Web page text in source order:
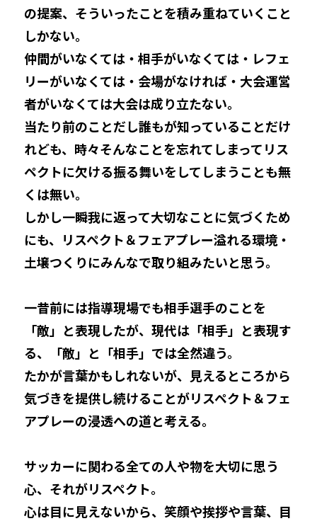
の提案、そういったことを積み重ねていくこと
しかない。
仲間がいなくては・相手がいなくては・レフェ
リーがいなくては・会場がなければ・大会運営
者がいなくては大会は成り立たない。
当たり前のことだし誰もが知っていることだけ
れども、時々そんなことを忘れてしまってリス
ペクトに欠ける振る舞いをしてしまうことも無
くは無い。
しかし一瞬我に返って大切なことに気づくため
にも、リスペクト＆フェアプレー溢れる環境・
土壌つくりにみんなで取り組みたいと思う。
一昔前には指導現場でも相手選手のことを
「敵」と表現したが、現代は「相手」と表現す
る、「敵」と「相手」では全然違う。
たかが言葉かもしれないが、見えるところから
気づきを提供し続けることがリスペクト＆フェ
アプレーの浸透への道と考える。
サッカーに関わる全ての人や物を大切に思う
心、それがリスペクト。
心は目に見えないから、笑顔や挨拶や言葉、目